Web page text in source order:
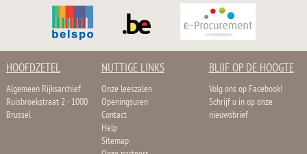
HOOFDZETEL
Algemeen Rijksarchief
Ruisbroekstraat 2 - 1000
Brussel
NUTTIGE LINKS
Onze leeszalen
Openingsuren
Contact
Help
Sitemap
BLIJF OP DE HOOGTE
Volg ons op Facebook!
Schrijf u in op onze
nieuwsbrief